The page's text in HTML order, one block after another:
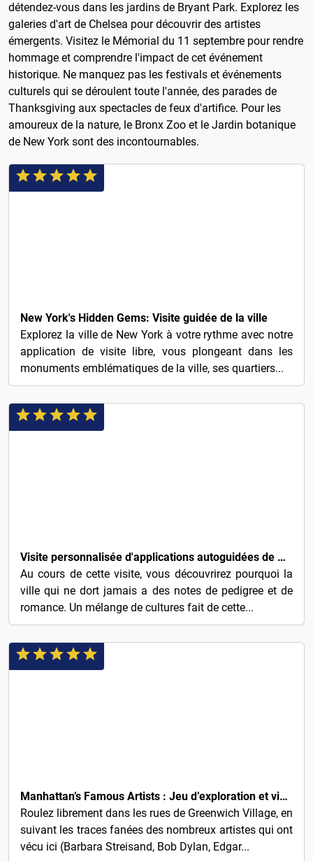
détendez-vous dans les jardins de Bryant Park. Explorez les
galeries d'art de Chelsea pour découvrir des artistes
émergents. Visitez le Mémorial du 11 septembre pour rendre
hommage et comprendre l'impact de cet événement
historique. Ne manquez pas les festivals et événements
culturels qui se déroulent toute l'année, des parades de
Thanksgiving aux spectacles de feux d'artifice. Pour les
amoureux de la nature, le Bronx Zoo et le Jardin botanique
de New York sont des incontournables.
New York's Hidden Gems: Visite guidée de la ville
Explorez la ville de New York à votre rythme avec notre
application de visite libre, vous plongeant dans les
monuments emblématiques de la ville, ses quartiers...
Visite personnalisée d'applications autoguidées de New York Date Night
Au cours de cette visite, vous découvrirez pourquoi la
ville qui ne dort jamais a des notes de pedigree et de
romance. Un mélange de cultures fait de cette...
Manhattan’s Famous Artists : Jeu d’exploration et visite
Roulez librement dans les rues de Greenwich Village, en
suivant les traces fanées des nombreux artistes qui ont
vécu ici (Barbara Streisand, Bob Dylan, Edgar...